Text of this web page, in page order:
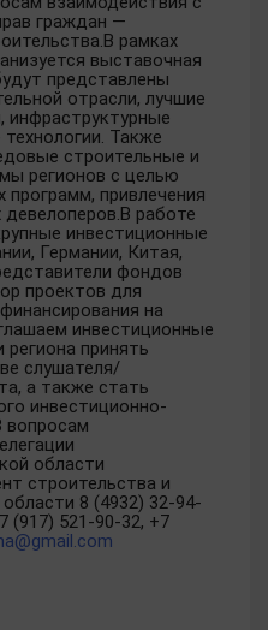
граждан —
рамках
выставочная
представлены
отрасли, лучшие
инфраструктурные
Также
строительные и
регионов с целью
программ, привлечения
работе
инвестиционные
Германии, Китая,
фондов
проектов для
на
инвестиционные
принять
слушателя/
а также стать
инвестиционно-
вопросам
области
строительства и
8 (4932) 32-94-
521-90-32, +7